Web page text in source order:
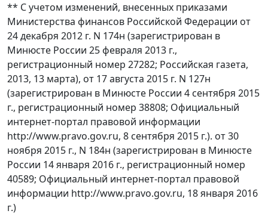
** С учетом изменений, внесенных приказами
Министерства финансов Российской Федерации от
24 декабря 2012 г. N 174н (зарегистрирован в
Минюсте России 25 февраля 2013 г.,
регистрационный номер 27282; Российская газета,
2013, 13 марта), от 17 августа 2015 г. N 127н
(зарегистрирован в Минюсте России 4 сентября 2015
г., регистрационный номер 38808; Официальный
интернет-портал правовой информации
http://www.pravo.gov.ru, 8 сентября 2015 г.). от 30
ноября 2015 г., N 184н (зарегистрирован в Минюсте
России 14 января 2016 г., регистрационный номер
40589; Официальный интернет-портал правовой
информации http://www.pravo.gov.ru, 18 января 2016
г.)